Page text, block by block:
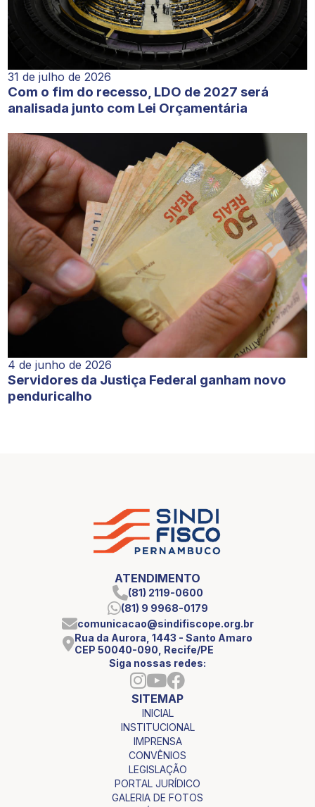
31 de julho de 2026
Com o fim do recesso, LDO de 2027 será
analisada junto com Lei Orçamentária
4 de junho de 2026
Servidores da Justiça Federal ganham novo
penduricalho
ATENDIMENTO
(81) 2119-0600
(81) 9 9968-0179
comunicacao@sindifiscope.org.br
Rua da Aurora, 1443 - Santo Amaro
CEP 50040-090, Recife/PE
Siga nossas redes:
SITEMAP
INICIAL
INSTITUCIONAL
IMPRENSA
CONVÊNIOS
LEGISLAÇÃO
PORTAL JURÍDICO
GALERIA DE FOTOS